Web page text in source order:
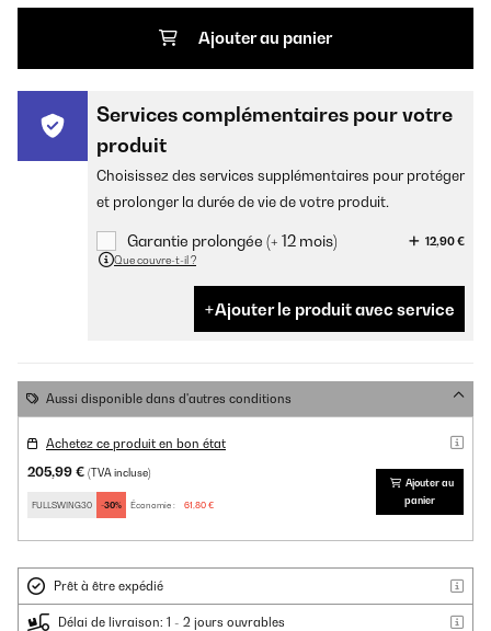
Ajouter au panier
Services complémentaires pour votre
produit
Choisissez des services supplémentaires pour protéger
et prolonger la durée de vie de votre produit.
Garantie prolongée (+ 12 mois)
12,90 €
Que couvre-t-il ?
Ajouter le produit avec service
Aussi disponible dans d'autres conditions
Achetez ce produit en bon état
205,99 € (TVA incluse)
FULLSWING30 -30% Économie : 61,80 €
Ajouter au
panier
Prêt à être expédié
Délai de livraison: 1 - 2 jours ouvrables